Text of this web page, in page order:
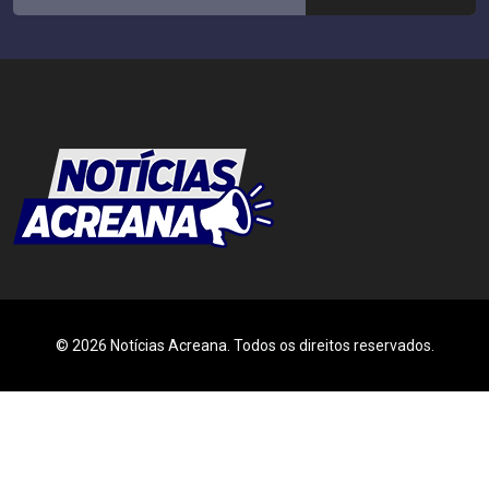
© 2026 Notícias Acreana. Todos os direitos reservados.